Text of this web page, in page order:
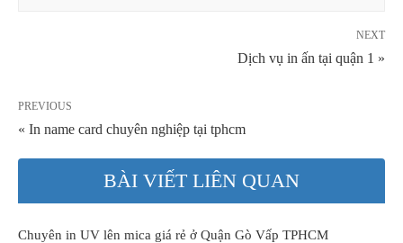
NEXT
Dịch vụ in ấn tại quận 1 »
PREVIOUS
« In name card chuyên nghiệp tại tphcm
BÀI VIẾT LIÊN QUAN
Chuyên in UV lên mica giá rẻ ở Quận Gò Vấp TPHCM